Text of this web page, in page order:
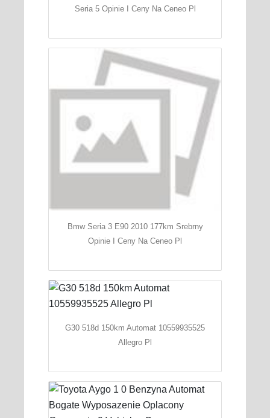
Seria 5 Opinie I Ceny Na Ceneo Pl
Bmw Seria 3 E90 2010 177km Srebrny
Opinie I Ceny Na Ceneo Pl
G30 518d 150km Automat 10559935525
Allegro Pl